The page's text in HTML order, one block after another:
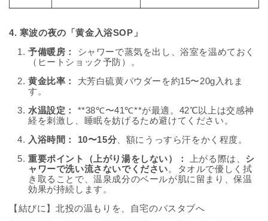
4. 寒波の夜の「黄金入浴SOP」
予備暖房：
シャワーで蒸気を出し、浴室を温めておく
（ヒートショック予防）。
黄金比率：
大芳白硫黄パウダーを約15〜20g入れま
す。
水温設定：
**38℃〜41℃**が最適。42℃以上は交感神
経を刺激し、睡眠を妨げるため避けてください。
入浴時間：
10〜15分 、額にうっすら汗をかく程度。
重要ポイント（上がり湯をしない）：
上がる際は、 シ
ャワーで洗い流さないでください。タオルで優しく拭
き取ることで、温泉成分のベールが肌に留まり、保温
効果が持続します。
【結びに】北投の温もりを、自宅のバスタブへ